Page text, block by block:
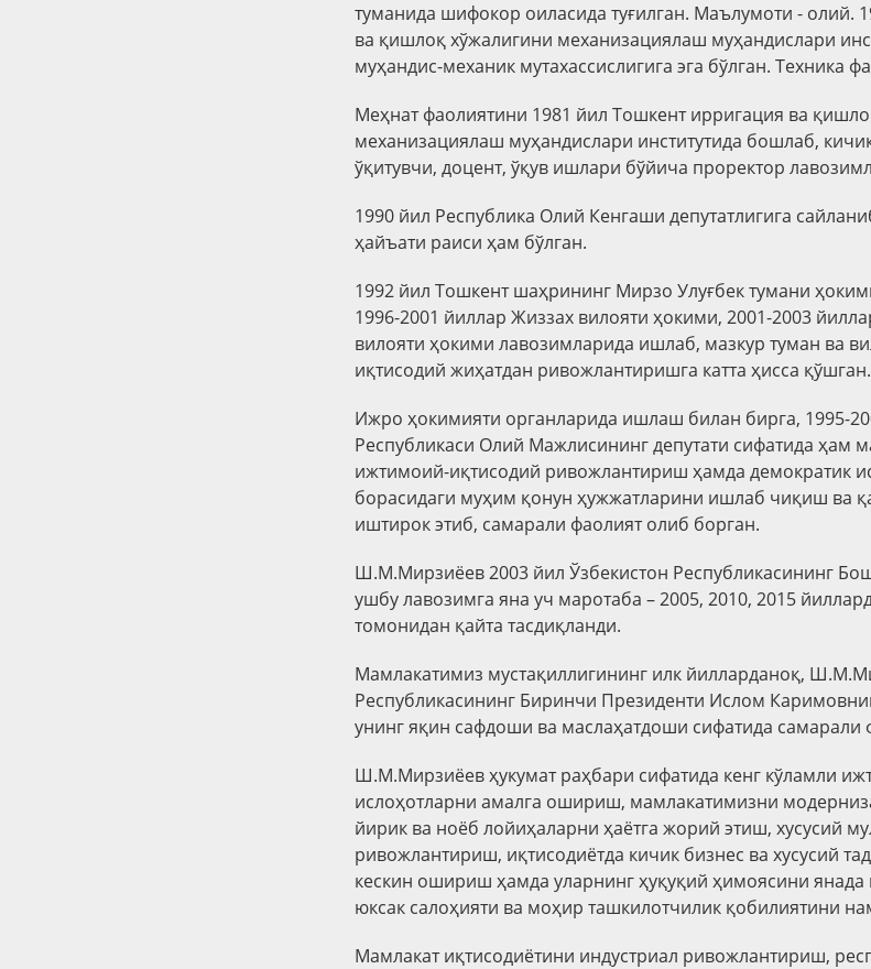
туманида шифокор оиласида туғилган. Маълумоти - олий.
ва қишлоқ хўжалигини механизациялаш муҳандислари
муҳандис-механик мутахассислигига эга бўлган. Техника
Меҳнат фаолиятини 1981 йил Тошкент ирригация ва
механизациялаш муҳандислари институтида бошлаб,
ўқитувчи, доцент, ўқув ишлари бўйича проректор
1990 йил Республика Олий Кенгаши депутатлигига
ҳайъати раиси ҳам бўлган.
1992 йил Тошкент шаҳрининг Мирзо Улуғбек тумани
1996-2001 йиллар Жиззах вилояти ҳокими, 2001-2003
вилояти ҳокими лавозимларида ишлаб, мазкур туман ва
иқтисодий жиҳатдан ривожлантиришга катта ҳисса қўшган.
Ижро ҳокимияти органларида ишлаш билан бирга, 1995-
Республикаси Олий Мажлисининг депутати сифатида ҳам
ижтимоий-иқтисодий ривожлантириш ҳамда демократик
борасидаги муҳим қонун ҳужжатларини ишлаб чиқиш ва
иштирок этиб, самарали фаолият олиб борган.
Ш.М.Мирзиёев 2003 йил Ўзбекистон Республикасининг
ушбу лавозимга яна уч маротаба – 2005, 2010, 2015
томонидан қайта тасдиқланди.
Мамлакатимиз мустақиллигининг илк йилларданоқ,
Республикасининг Биринчи Президенти Ислом
унинг яқин сафдоши ва маслаҳатдоши сифатида самарали
Ш.М.Мирзиёев ҳукумат раҳбари сифатида кенг кўламли
ислоҳотларни амалга ошириш, мамлакатимизни
йирик ва ноёб лойиҳаларни ҳаётга жорий этиш, хусусий
ривожлантириш, иқтисодиётда кичик бизнес ва хусусий
кескин ошириш ҳамда уларнинг ҳуқуқий ҳимоясини янада
юксак салоҳияти ва моҳир ташкилотчилик қобилиятини
Мамлакат иқтисодиётини индустриал ривожлантириш,